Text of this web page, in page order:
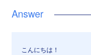
こんにちは！